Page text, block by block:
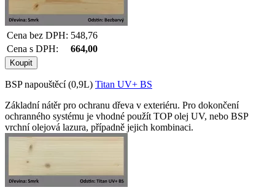
Cena bez DPH: 548,76
Cena s DPH:
664,00
BSP napouštěcí (0,9L) Titan UV+ BS
Základní nátěr pro ochranu dřeva v exteriéru. Pro dokončení
ochranného systému je vhodné použít TOP olej UV, nebo BSP
vrchní olejová lazura, případně jejich kombinaci.